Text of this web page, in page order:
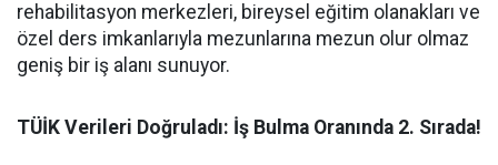
rehabilitasyon merkezleri, bireysel eğitim olanakları ve
özel ders imkanlarıyla mezunlarına mezun olur olmaz
geniş bir iş alanı sunuyor.
​TÜİK Verileri Doğruladı: İş Bulma Oranında 2. Sırada!